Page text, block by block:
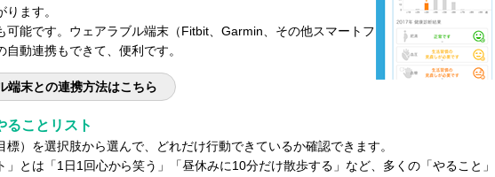
ます。
可能です。ウェアラブル端末（Fitbit、Garmin、その他スマートフ
自動連携もできて、便利です。
端末との連携方法はこちら
ことリスト
標）を選択肢から選んで、どれだけ行動できているか確認できます。
」とは「1日1回心から笑う」「昼休みに10分だけ散歩する」など、多くの「やること